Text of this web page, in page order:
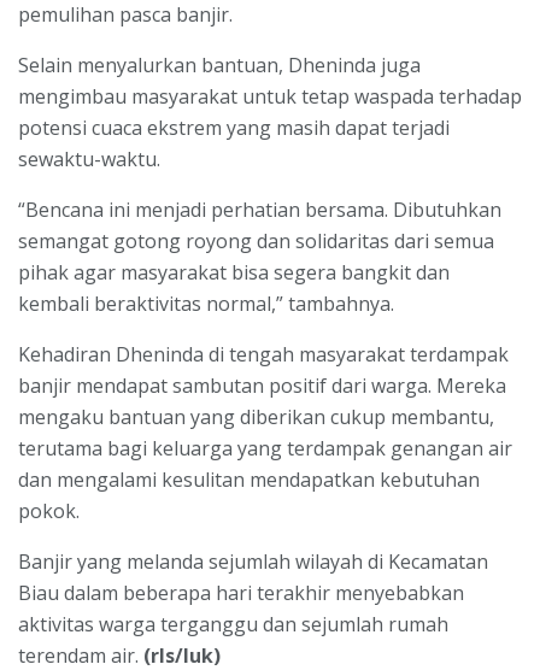
pemulihan pasca banjir.
Selain menyalurkan bantuan, Dheninda juga
mengimbau masyarakat untuk tetap waspada terhadap
potensi cuaca ekstrem yang masih dapat terjadi
sewaktu-waktu.
“Bencana ini menjadi perhatian bersama. Dibutuhkan
semangat gotong royong dan solidaritas dari semua
pihak agar masyarakat bisa segera bangkit dan
kembali beraktivitas normal,” tambahnya.
Kehadiran Dheninda di tengah masyarakat terdampak
banjir mendapat sambutan positif dari warga. Mereka
mengaku bantuan yang diberikan cukup membantu,
terutama bagi keluarga yang terdampak genangan air
dan mengalami kesulitan mendapatkan kebutuhan
pokok.
Banjir yang melanda sejumlah wilayah di Kecamatan
Biau dalam beberapa hari terakhir menyebabkan
aktivitas warga terganggu dan sejumlah rumah
terendam air. (rls/luk)